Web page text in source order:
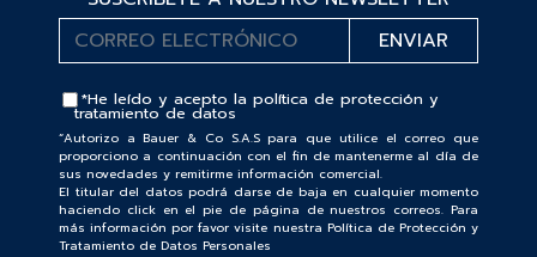
*He leído y acepto la política de protección y
tratamiento de datos
“Autorizo a Bauer & Co S.A.S para que utilice el correo que
proporciono a continuación con el fin de mantenerme al día de
sus novedades y remitirme información comercial.
El titular del datos podrá darse de baja en cualquier momento
haciendo click en el pie de página de nuestros correos. Para
más información por favor visite nuestra Política de Protección y
Tratamiento de Datos Personales